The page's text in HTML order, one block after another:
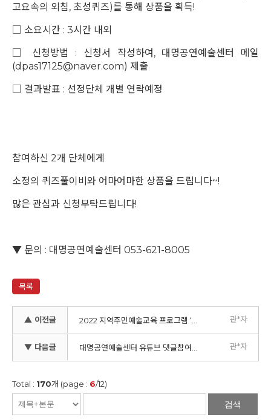
고요속의 외침, 초성퀴즈)를 통해 상품을 획득!
□ 소요시간 : 3시간 내외
□ 신청방법 : 신청서 작성하여, 대명공연예술센터 메일
(dpas17125@naver.com) 제출
□ 결과발표 : 선정단체 개별 연락예정
참여하신 2개 단체에게
소정의 퀴즈풀이비와 어마어마한 상품을 드립니다~!
많은 관심과 신청부탁드립니다!
▼ 문의 : 대명공연예술센터 053-621-8005
목록
▲ 이전글 관*자
▼ 다음글 관*자
Total : 170개 (page : 6/12)
검색